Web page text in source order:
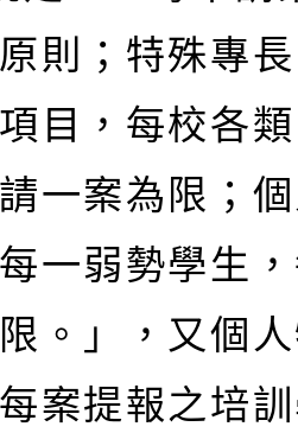
則；特殊專
目，每校各
一案為限；
一弱勢學生
。」，又個
案提報之培